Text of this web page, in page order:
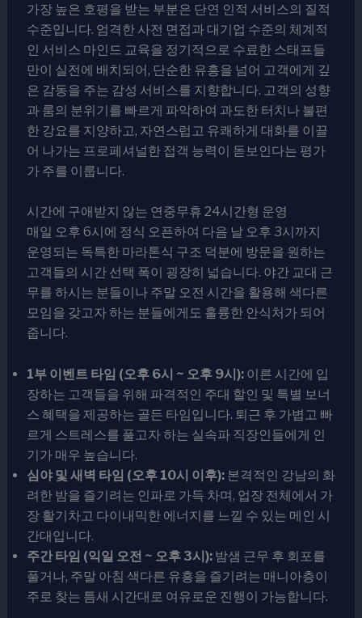
가장 높은 호평을 받는 부분은 단연 인적 서비스의 질적
수준입니다. 엄격한 사전 면접과 대기업 수준의 체계적
인 서비스 마인드 교육을 정기적으로 수료한 스태프들
만이 실전에 배치되어, 단순한 유흥을 넘어 고객에게 깊
은 감동을 주는 감성 서비스를 지향합니다. 고객의 성향
과 룸의 분위기를 빠르게 파악하여 과도한 터치나 불편
한 강요를 지양하고, 자연스럽고 유쾌하게 대화를 이끌
어 나가는 프로페셔널한 접객 능력이 돋보인다는 평가
가 주를 이룹니다.
시간에 구애받지 않는 연중무휴 24시간형 운영
매일 오후 6시에 정식 오픈하여 다음 날 오후 3시까지
운영되는 독특한 마라톤식 구조 덕분에 방문을 원하는
고객들의 시간 선택 폭이 굉장히 넓습니다. 야간 교대 근
무를 하시는 분들이나 주말 오전 시간을 활용해 색다른
모임을 갖고자 하는 분들에게도 훌륭한 안식처가 되어
줍니다.
1부 이벤트 타임 (오후 6시 ~ 오후 9시):이른 시간에 입
장하는 고객들을 위해 파격적인 주대 할인 및 특별 보너
스 혜택을 제공하는 골든 타임입니다. 퇴근 후 가볍고 빠
르게 스트레스를 풀고자 하는 실속파 직장인들에게 인
기가 매우 높습니다.
심야 및 새벽 타임 (오후 10시 이후):본격적인 강남의 화
려한 밤을 즐기려는 인파로 가득 차며, 업장 전체에서 가
장 활기차고 다이내믹한 에너지를 느낄 수 있는 메인 시
간대입니다.
주간 타임 (익일 오전 ~ 오후 3시):밤샘 근무 후 회포를
풀거나, 주말 아침 색다른 유흥을 즐기려는 매니아층이
주로 찾는 틈새 시간대로 여유로운 진행이 가능합니다.